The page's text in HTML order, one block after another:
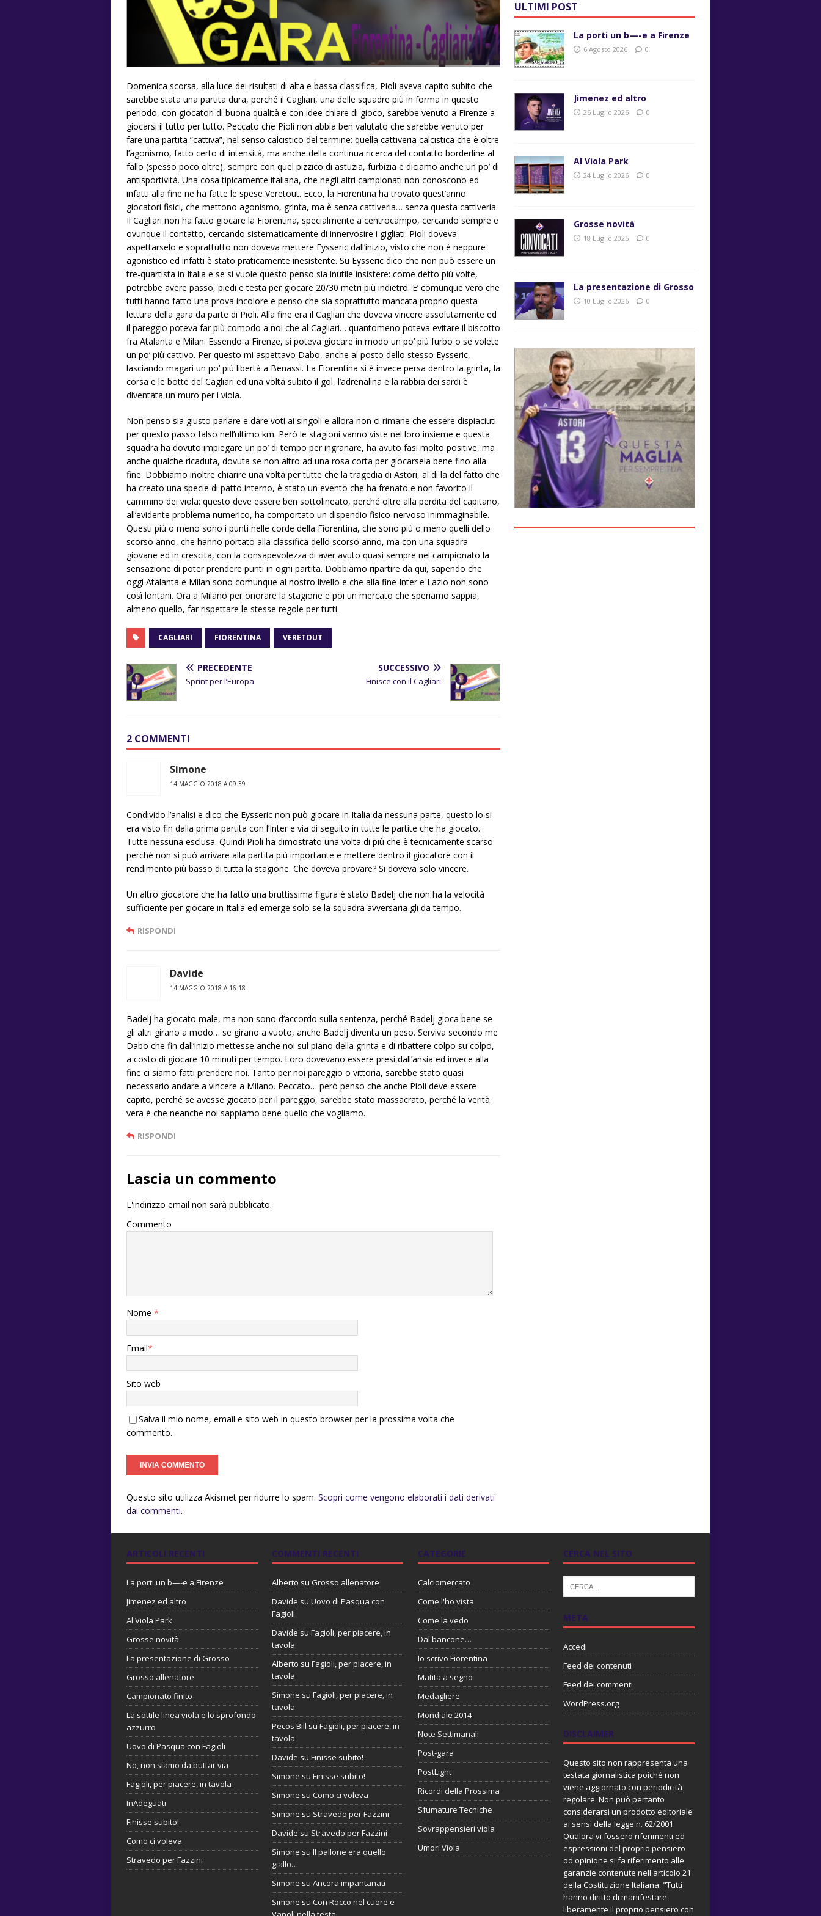
Domenica scorsa, alla luce dei risultati di alta e bassa classifica, Pioli aveva capito subito che
sarebbe stata una partita dura, perché il Cagliari, una delle squadre più in forma in questo
periodo, con giocatori di buona qualità e con idee chiare di gioco, sarebbe venuto a Firenze a
giocarsi il tutto per tutto. Peccato che Pioli non abbia ben valutato che sarebbe venuto per
fare una partita “cattiva”, nel senso calcistico del termine: quella cattiveria calcistica che è oltre
l’agonismo, fatto certo di intensità, ma anche della continua ricerca del contatto borderline al
fallo (spesso poco oltre), sempre con quel pizzico di astuzia, furbizia e diciamo anche un po’ di
antisportività. Una cosa tipicamente italiana, che negli altri campionati non conoscono ed
infatti alla fine ne ha fatte le spese Veretout. Ecco, la Fiorentina ha trovato quest’anno
giocatori fisici, che mettono agonismo, grinta, ma è senza cattiveria… senza questa cattiveria.
Il Cagliari non ha fatto giocare la Fiorentina, specialmente a centrocampo, cercando sempre e
ovunque il contatto, cercando sistematicamente di innervosire i gigliati. Pioli doveva
aspettarselo e soprattutto non doveva mettere Eysseric dall’inizio, visto che non è neppure
agonistico ed infatti è stato praticamente inesistente. Su Eysseric dico che non può essere un
tre-quartista in Italia e se si vuole questo penso sia inutile insistere: come detto più volte,
potrebbe avere passo, piedi e testa per giocare 20/30 metri più indietro. E’ comunque vero che
tutti hanno fatto una prova incolore e penso che sia soprattutto mancata proprio questa
lettura della gara da parte di Pioli. Alla fine era il Cagliari che doveva vincere assolutamente ed
il pareggio poteva far più comodo a noi che al Cagliari… quantomeno poteva evitare il biscotto
fra Atalanta e Milan. Essendo a Firenze, si poteva giocare in modo un po’ più furbo o se volete
un po’ più cattivo. Per questo mi aspettavo Dabo, anche al posto dello stesso Eysseric,
lasciando magari un po’ più libertà a Benassi. La Fiorentina si è invece persa dentro la grinta, la
corsa e le botte del Cagliari ed una volta subito il gol, l’adrenalina e la rabbia dei sardi è
diventata un muro per i viola.
Non penso sia giusto parlare e dare voti ai singoli e allora non ci rimane che essere dispiaciuti
per questo passo falso nell’ultimo km. Però le stagioni vanno viste nel loro insieme e questa
squadra ha dovuto impiegare un po’ di tempo per ingranare, ha avuto fasi molto positive, ma
anche qualche ricaduta, dovuta se non altro ad una rosa corta per giocarsela bene fino alla
fine. Dobbiamo inoltre chiarire una volta per tutte che la tragedia di Astori, al di la del fatto che
ha creato una specie di patto interno, è stato un evento che ha frenato e non favorito il
cammino dei viola: questo deve essere ben sottolineato, perché oltre alla perdita del capitano,
all’evidente problema numerico, ha comportato un dispendio fisico-nervoso inimmaginabile.
Questi più o meno sono i punti nelle corde della Fiorentina, che sono più o meno quelli dello
scorso anno, che hanno portato alla classifica dello scorso anno, ma con una squadra
giovane ed in crescita, con la consapevolezza di aver avuto quasi sempre nel campionato la
sensazione di poter prendere punti in ogni partita. Dobbiamo ripartire da qui, sapendo che
oggi Atalanta e Milan sono comunque al nostro livello e che alla fine Inter e Lazio non sono
così lontani. Ora a Milano per onorare la stagione e poi un mercato che speriamo sappia,
almeno quello, far rispettare le stesse regole per tutti.
CAGLIARI FIORENTINA VERETOUT
PRECEDENTE
Sprint per l’Europa
SUCCESSIVO
Finisce con il Cagliari
2 COMMENTI
Simone
14 MAGGIO 2018 A 09:39
Condivido l’analisi e dico che Eysseric non può giocare in Italia da nessuna parte, questo lo si
era visto fin dalla prima partita con l’Inter e via di seguito in tutte le partite che ha giocato.
Tutte nessuna esclusa. Quindi Pioli ha dimostrato una volta di più che è tecnicamente scarso
perché non si può arrivare alla partita più importante e mettere dentro il giocatore con il
rendimento più basso di tutta la stagione. Che doveva provare? Si doveva solo vincere.
Un altro giocatore che ha fatto una bruttissima figura è stato Badelj che non ha la velocità
sufficiente per giocare in Italia ed emerge solo se la squadra avversaria gli da tempo.
RISPONDI
Davide
14 MAGGIO 2018 A 16:18
Badelj ha giocato male, ma non sono d’accordo sulla sentenza, perché Badelj gioca bene se
gli altri girano a modo… se girano a vuoto, anche Badelj diventa un peso. Serviva secondo me
Dabo che fin dall’inizio mettesse anche noi sul piano della grinta e di ribattere colpo su colpo,
a costo di giocare 10 minuti per tempo. Loro dovevano essere presi dall’ansia ed invece alla
fine ci siamo fatti prendere noi. Tanto per noi pareggio o vittoria, sarebbe stato quasi
necessario andare a vincere a Milano. Peccato… però penso che anche Pioli deve essere
capito, perché se avesse giocato per il pareggio, sarebbe stato massacrato, perché la verità
vera è che neanche noi sappiamo bene quello che vogliamo.
RISPONDI
Lascia un commento
L'indirizzo email non sarà pubblicato.
Commento
Nome *
Email*
Sito web
Salva il mio nome, email e sito web in questo browser per la prossima volta che
commento.
Questo sito utilizza Akismet per ridurre lo spam. Scopri come vengono elaborati i dati derivati
dai commenti.
ULTIMI POST
La porti un b—-e a Firenze
6 Agosto 2026 0
Jimenez ed altro
26 Luglio 2026 0
Al Viola Park
24 Luglio 2026 0
Grosse novità
18 Luglio 2026 0
La presentazione di Grosso
10 Luglio 2026 0
ARTICOLI RECENTI
La porti un b—-e a Firenze
Jimenez ed altro
Al Viola Park
Grosse novità
La presentazione di Grosso
Grosso allenatore
Campionato finito
La sottile linea viola e lo sprofondo
azzurro
Uovo di Pasqua con Fagioli
No, non siamo da buttar via
Fagioli, per piacere, in tavola
InAdeguati
Finisse subito!
Como ci voleva
Stravedo per Fazzini
COMMENTI RECENTI
Alberto su Grosso allenatore
Davide suUovo di Pasqua con
Fagioli
Davide suFagioli, per piacere, in
tavola
Alberto suFagioli, per piacere, in
tavola
Simone suFagioli, per piacere, in
tavola
Pecos Bill suFagioli, per piacere, in
tavola
Davide suFinisse subito!
Simone suFinisse subito!
Simone suComo ci voleva
Simone su Stravedo per Fazzini
Davide su Stravedo per Fazzini
Simone suIl pallone era quello
giallo…
Simone suAncora impantanati
Simone suCon Rocco nel cuore e
CATEGORIE
Calciomercato
Come l'ho vista
Come la vedo
Dal bancone…
Io scrivo Fiorentina
Matita a segno
Medagliere
Mondiale 2014
Note Settimanali
Post-gara
PostLight
Ricordi della Prossima
Sfumature Tecniche
Sovrappensieri viola
Umori Viola
CERCA NEL SITO
META
Accedi
Feed dei contenuti
Feed dei commenti
WordPress.org
DISCLAIMER
Questo sito non rappresenta una
testata giornalistica poiché non
viene aggiornato con periodicità
regolare. Non può pertanto
considerarsi un prodotto editoriale
ai sensi della legge n. 62/2001.
Qualora vi fossero riferimenti ed
espressioni del proprio pensiero
od opinione si fa riferimento alle
garanzie contenute nell'articolo 21
della Costituzione Italiana: "Tutti
hanno diritto di manifestare
liberamente il proprio pensiero con